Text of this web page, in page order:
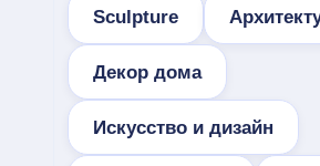
Sculpture
Декор дома
Искусство и дизайн